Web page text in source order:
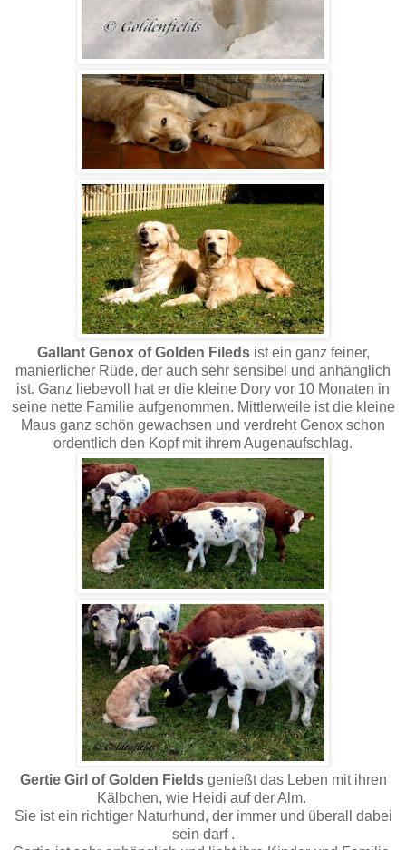
Gallant Genox of Golden Filedsist ein ganz feiner,
manierlicher Rüde, der auch sehr sensibel und anhänglich
ist. Ganz liebevoll hat er die kleine Dory vor 10 Monaten in
seine nette Familie aufgenommen. Mittlerweile ist die kleine
Maus ganz schön gewachsen und verdreht Genox schon
ordentlich den Kopf mit ihrem Augenaufschlag.
Gertie Girl of Golden Fieldsgenießt das Leben mit ihren
Kälbchen, wie Heidi auf der Alm.
Sie ist ein richtiger Naturhund, der immer und überall dabei
sein darf .